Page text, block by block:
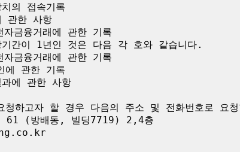
의 접속기록
관한 사항
금융거래에 관한 기록
간이 1년인 것은 다음 각 호와 같습니다.
금융거래에 관한 기록
에 관한 기록
에 관한 사항
하고자 할 경우 다음의 주소 및 전화번호로 요
61 (방배동, 빌딩7719) 2,4층